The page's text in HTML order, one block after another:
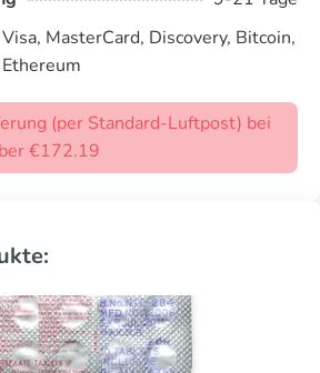
Visa, MasterCard, Discovery, Bitcoin,
Ethereum
(per Standard-Luftpost) bei
€172.19